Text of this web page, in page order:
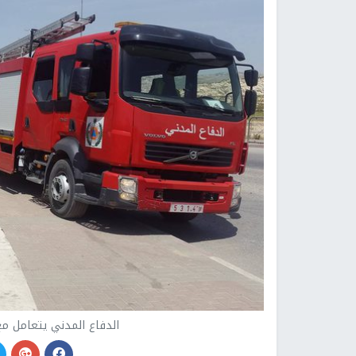
الدفاع المدني يتعامل مع 48 حادث حريق وإنقاذ في